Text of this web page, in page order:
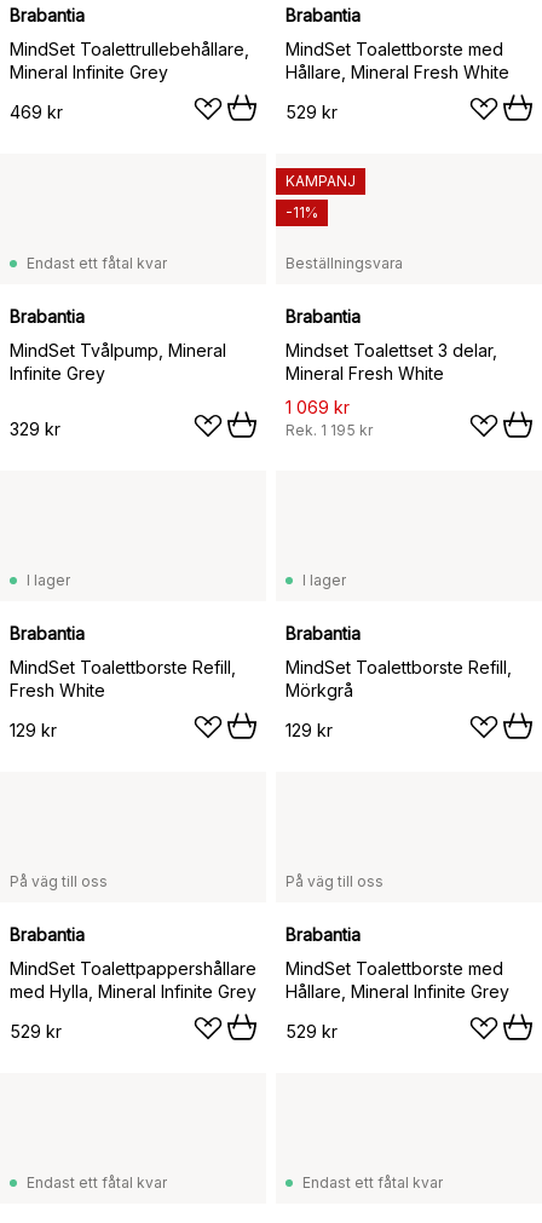
Brabantia
MindSet Toalettrullebehållare,
Mineral Infinite Grey
469 kr
Brabantia
MindSet Toalettborste med
Hållare, Mineral Fresh White
529 kr
Endast ett fåtal kvar
Brabantia
MindSet Tvålpump, Mineral
Infinite Grey
329 kr
Beställningsvara
Brabantia
Mindset Toalettset 3 delar,
Mineral Fresh White
1 069 kr
Rek. 1 195 kr
KAMPANJ
-11%
I lager
Brabantia
MindSet Toalettborste Refill,
Fresh White
129 kr
I lager
Brabantia
MindSet Toalettborste Refill,
Mörkgrå
129 kr
På väg till oss
Brabantia
MindSet Toalettpappershållare
med Hylla, Mineral Infinite Grey
529 kr
På väg till oss
Brabantia
MindSet Toalettborste med
Hållare, Mineral Infinite Grey
529 kr
Endast ett fåtal kvar Endast ett fåtal kvar